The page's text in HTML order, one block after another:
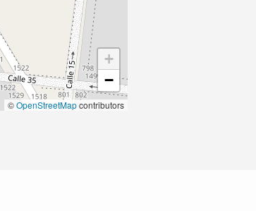
+
−
©OpenStreetMapcontributors